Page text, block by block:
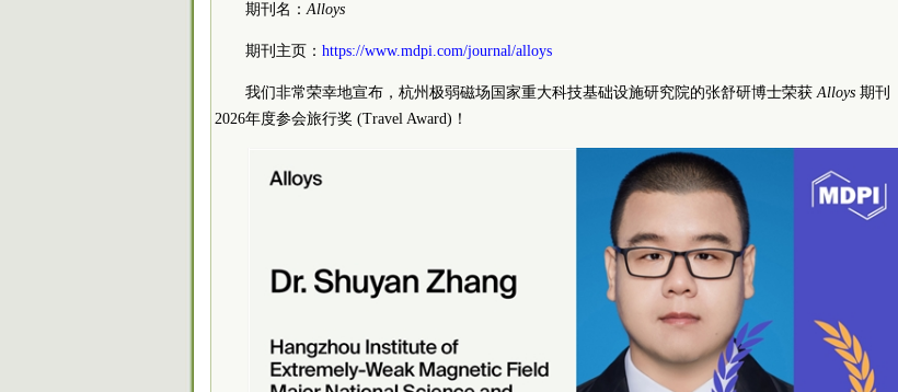
期刊名：Alloys
期刊主页： https://www.mdpi.com/journal/alloys
我们非常荣幸地宣布，杭州极弱磁场国家重大科技基础设施研究院的张舒研博士荣获Alloys 期刊
2026年度参会旅行奖 (Travel Award)！